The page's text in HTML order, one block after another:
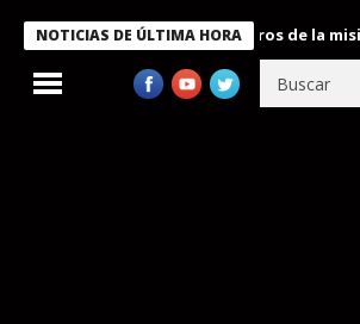
NOTICIAS DE ÚLTIMA HORA
condecora a miembros de la misión